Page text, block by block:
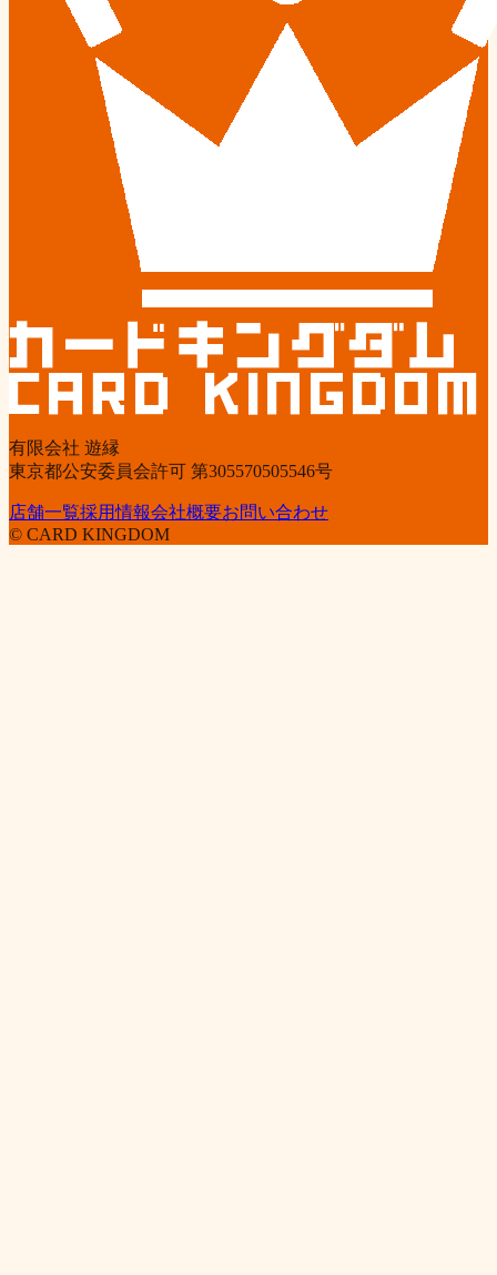
有限会社 遊縁
東京都公安委員会許可 第305570505546号
店舗一覧採用情報会社概要お問い合わせ
© CARD KINGDOM